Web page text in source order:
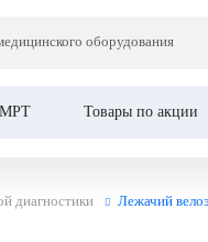
оборудования
МРТ Товары по акции
диагностики Лежачий
EL для стресс-